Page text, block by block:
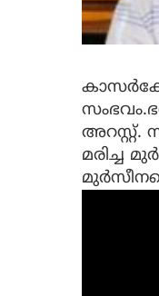
അറസ്റ്റ്.
മരിച്ച